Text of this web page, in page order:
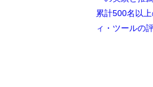
累計500名以
ィ・ツールの